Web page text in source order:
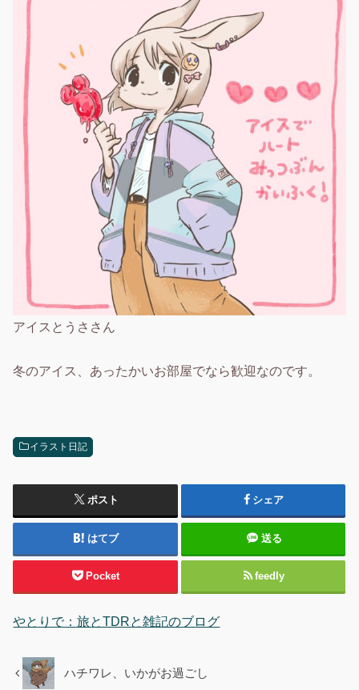
アイスとうささん
冬のアイス、あったかいお部屋でなら歓迎なのです。
イラスト日記
ポスト シェア
はてブ 送る
Pocket feedly
やとりで：旅とTDRと雑記のブログ
ハチワレ、いかがお過ごし